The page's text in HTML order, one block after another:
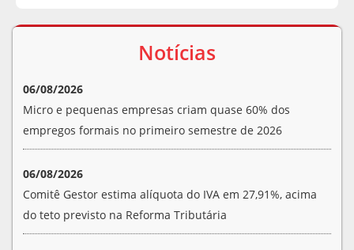
Notícias
06/08/2026
Micro e pequenas empresas criam quase 60% dos
empregos formais no primeiro semestre de 2026
06/08/2026
Comitê Gestor estima alíquota do IVA em 27,91%, acima
do teto previsto na Reforma Tributária